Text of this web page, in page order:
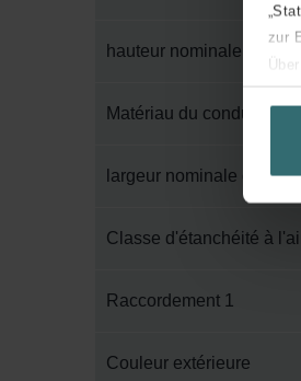
zur
hauteur nominale du
Matériau du conduit
largeur nominale du
Classe d'étanchéité à
Raccordement 1
Couleur extérieure